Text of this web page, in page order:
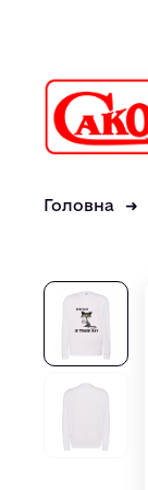
Головна